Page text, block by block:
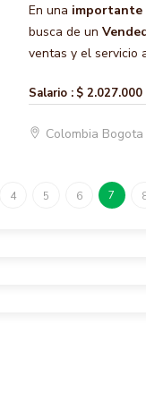
En una importante
busca de un
ventas y el servicio
Salario : $ 2.027.000
Colombia
4 5 6 7